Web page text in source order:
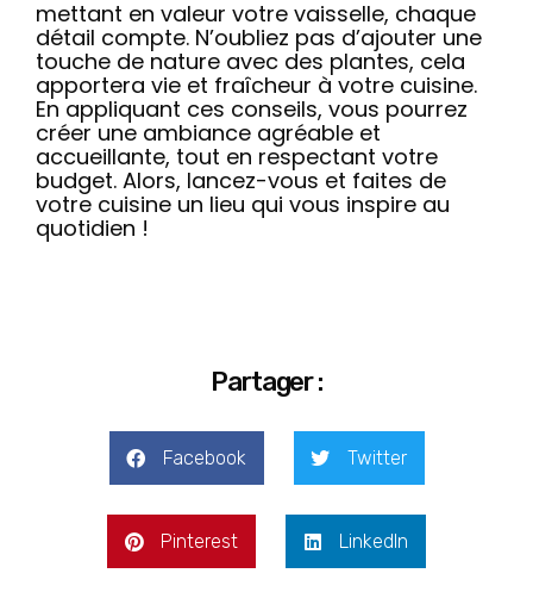
mettant en valeur votre vaisselle, chaque
détail compte. N’oubliez pas d’ajouter une
touche de nature avec des plantes, cela
apportera vie et fraîcheur à votre cuisine.
En appliquant ces conseils, vous pourrez
créer une ambiance agréable et
accueillante, tout en respectant votre
budget. Alors, lancez-vous et faites de
votre cuisine un lieu qui vous inspire au
quotidien !
Partager :
Facebook Twitter
Pinterest LinkedIn